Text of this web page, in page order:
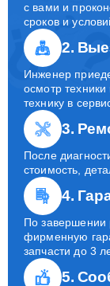
с вами и
сроков и
2.
Инженер
осмотр техники
технику в
3.
После
стоимость,
4.
По
фирменную
запчасти до 3
5.